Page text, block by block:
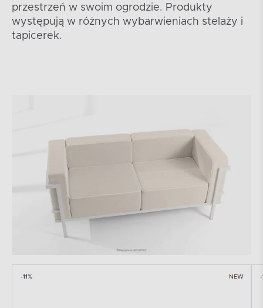
przestrzeń w swoim ogrodzie. Produkty
występują w różnych wybarwieniach stelaży i
tapicerek.
NEW
-11% -